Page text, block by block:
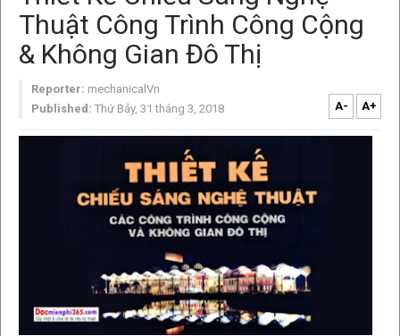
Thuật Công Trình Công Cộng
& Không Gian Đô Thị
Reporter: mechanicalVn
Published: Thứ Bảy, 31 tháng 3, 2018 A- A+